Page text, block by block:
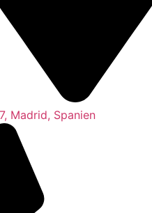
Madrid, Spanien